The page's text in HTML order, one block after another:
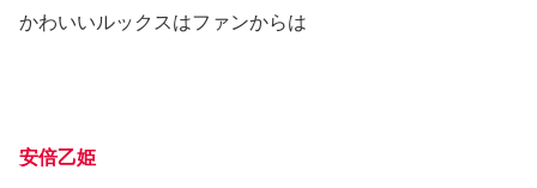
かわいいルックスはファンからは
安倍乙姫